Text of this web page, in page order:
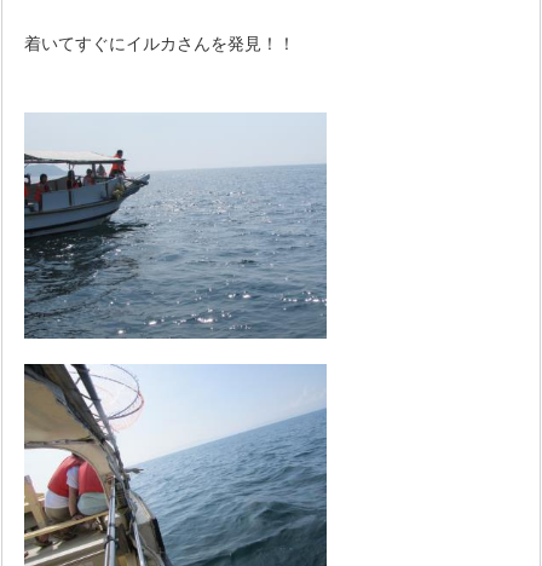
着いてすぐにイルカさんを発見！！